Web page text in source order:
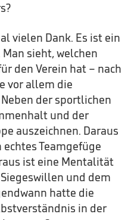
vielen Dank. Es ist ein
sieht, welchen
den Verein hat – nach
vor allem die
der sportlichen
und der
auszeichnen. Daraus
Teamgefüge
ist eine Mentalität
und dem
hatte die
in der